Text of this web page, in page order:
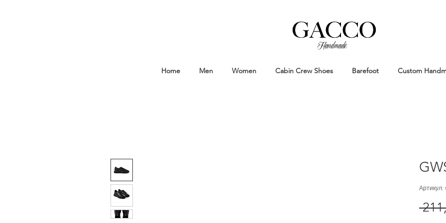
Handmade
Home Men Women Cabin Crew Shoes Barefoot Custom
Артикул: